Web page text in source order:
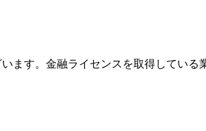
す。金融ライセンスを取得してい